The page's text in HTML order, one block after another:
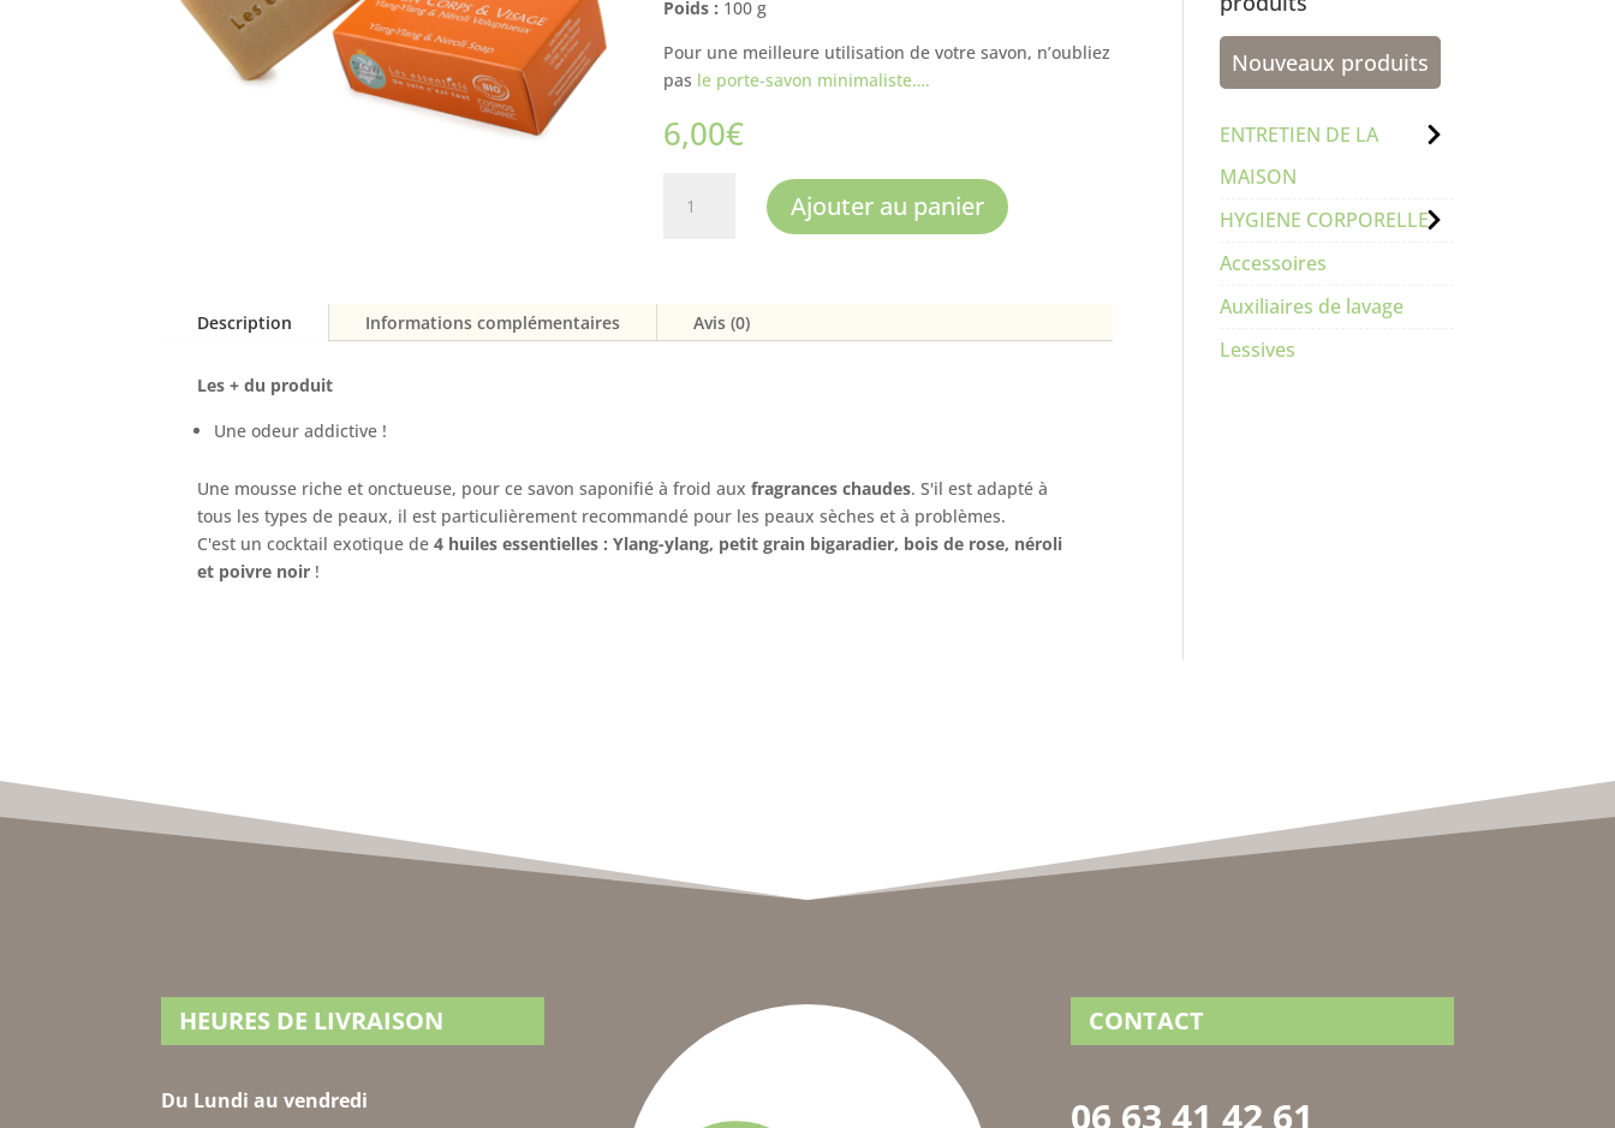
Poids : 100 g
Pour une meilleure utilisation de votre savon, n’oubliez
pas le porte-savon minimaliste….
6,00€
Ajouter au panier
Description Informations complémentaires Avis (0)
Les + du produit
Une odeur addictive !
Une mousse riche et onctueuse, pour ce savon saponifié à froid auxfragrances chaudes. S'il est adapté à
tous les types de peaux, il est particulièrement recommandé pour les peaux sèches et à problèmes.
C'est un cocktail exotique de4 huiles essentielles : Ylang-ylang, petit grain bigaradier, bois de rose, néroli
et poivre noir !
Nouveaux produits
ENTRETIEN DE LA
MAISON
HYGIENE CORPORELLE
Accessoires
Auxiliaires de lavage
Lessives
HEURES DE LIVRAISON
Du Lundi au vendredi
CONTACT
06 63 41 42 61